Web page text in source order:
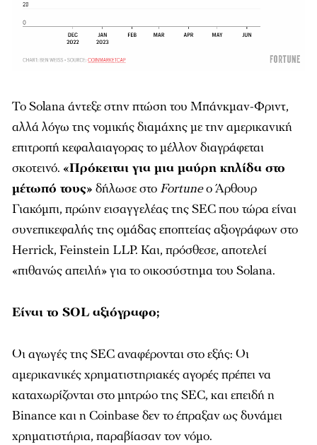
Το Solana άντεξε στην πτώση του Μπάνκμαν-Φριντ,
αλλά λόγω της νομικής διαμάχης με την αμερικανική
επιτροπή κεφαλαιαγορας το μέλλον διαγράφεται
σκοτεινό. «Πρόκειται για μια μαύρη κηλίδα στο
μέτωπό τους» δήλωσε στο Fortuneο Άρθουρ
Γιακόμπι, πρώην εισαγγελέας της SEC που τώρα είναι
συνεπικεφαλής της ομάδας εποπτείας αξιογράφων στο
Herrick, Feinstein LLP. Και, πρόσθεσε, αποτελεί
«πιθανώς απειλή» για το οικοσύστημα του Solana.
Είναι το SOL αξιόγραφο;
Οι αγωγές της SEC αναφέρονται στο εξής: Οι
αμερικανικές χρηματιστηριακές αγορές πρέπει να
καταχωρίζονται στο μητρώο της SEC, και επειδή η
Binance και η Coinbase δεν το έπραξαν ως δυνάμει
χρηματιστήρια, παραβίασαν τον νόμο.